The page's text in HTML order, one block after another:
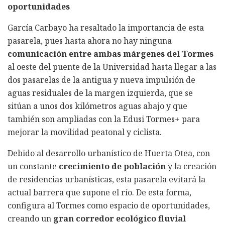
oportunidades
García Carbayo ha resaltado la importancia de esta
pasarela, pues hasta ahora no hay ninguna
comunicación entre ambas márgenes del Tormes
al oeste del puente de la Universidad hasta llegar a las
dos pasarelas de la antigua y nueva impulsión de
aguas residuales de la margen izquierda, que se
sitúan a unos dos kilómetros aguas abajo y que
también son ampliadas con la Edusi Tormes+ para
mejorar la movilidad peatonal y ciclista.
Debido al desarrollo urbanístico de Huerta Otea, con
un constante crecimiento de poblacióny la creación
de residencias urbanísticas, esta pasarela evitará la
actual barrera que supone el río. De esta forma,
configura al Tormes como espacio de oportunidades,
creando un gran corredor ecológico fluvial